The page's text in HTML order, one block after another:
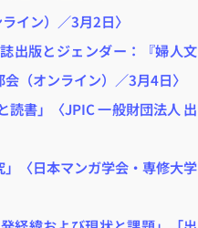
イン）／3月2日〉
出版とジェンダー：『婦人文
（オンライン）／3月4日〉
読書」〈JPIC 一般財団法人 出
〈日本マンガ学会・専修大学